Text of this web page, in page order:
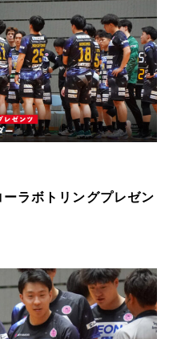
ーラボトリングプレゼン